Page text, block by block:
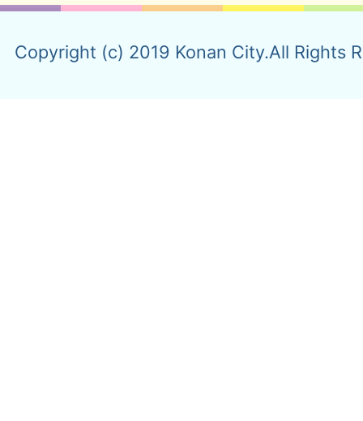
Copyright (c) 2019 Konan City.All Rights